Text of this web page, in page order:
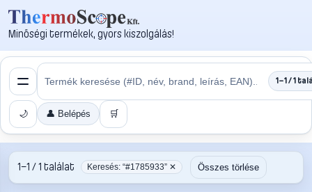
Minőségi termékek, gyors kiszolgálás!
1–1 / 1
🌙 👤 Belépés 🛒
1–1 / 1 találat Keresés: “#1785933” ✕ Összes törlése